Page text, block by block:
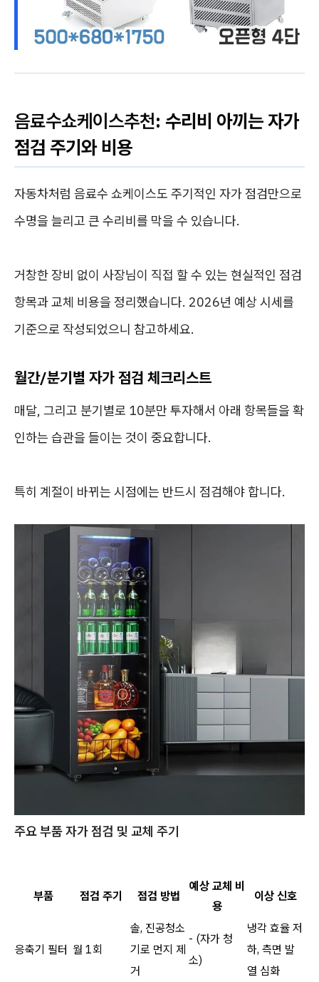
음료수쇼케이스추천: 수리비 아끼는 자가
점검 주기와 비용
자동차처럼 음료수 쇼케이스도 주기적인 자가 점검만으로
수명을 늘리고 큰 수리비를 막을 수 있습니다.
거창한 장비 없이 사장님이 직접 할 수 있는 현실적인 점검
항목과 교체 비용을 정리했습니다. 2026년 예상 시세를
기준으로 작성되었으니 참고하세요.
월간/분기별 자가 점검 체크리스트
매달, 그리고 분기별로 10분만 투자해서 아래 항목들을 확
인하는 습관을 들이는 것이 중요합니다.
특히 계절이 바뀌는 시점에는 반드시 점검해야 합니다.
주요 부품 자가 점검 및 교체 주기
부품 점검 주기 점검 방법
예상 교체 비
용
이상 신호
응축기 필터 월 1회
솔, 진공청소
기로 먼지 제
거
- (자가 청
소)
냉각 효율 저
하, 측면 발
열 심화